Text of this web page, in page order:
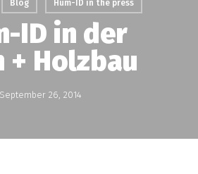
Blog Hum-ID in the press
ID in der
+ Holzbau
September 26, 2014